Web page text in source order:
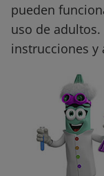
pueden
uso de
instrucciones y